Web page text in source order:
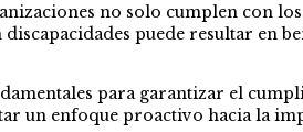
no solo cumplen con
puede resultar
para garantizar el
un enfoque proactivo hacia la